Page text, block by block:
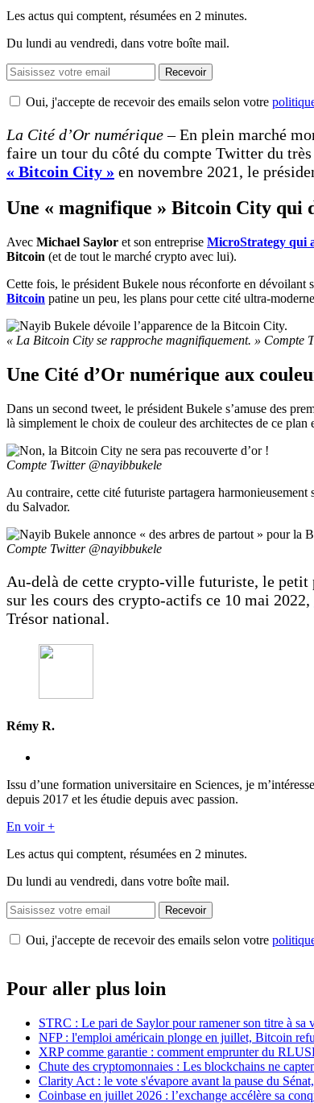
Les actus qui comptent, résumées en 2 minutes.
Du lundi au vendredi, dans votre boîte mail.
Recevoir
Oui, j'accepte de recevoir des emails selon votre
La Cité d’Or numérique– En plein marché
faire un tour du côté du compte Twitter du
« Bitcoin City » en novembre 2021, le
Une « magnifique » Bitcoin City qui
Avec Michael Saylor et son entreprise MicroStrategy qui
Bitcoin (et de tout le marché crypto avec lui).
Cette fois, le président Bukele nous réconforte en dévoilant
Bitcoin patine un peu, les plans pour cette cité ultra-
« La Bitcoin City se rapproche magnifiquement. » Compte
Une Cité d’Or numérique aux
Dans un second tweet, le président Bukele s’amuse des
là simplement le choix de couleur des architectes de ce plan
Compte Twitter @nayibbukele
Au contraire, cette cité futuriste partagera harmonieusement
du Salvador.
Compte Twitter @nayibbukele
Au-delà de cette crypto-ville futuriste, le petit
sur les cours des crypto-actifs ce 10 mai 2022,
Trésor national.
Rémy R.
Issu d’une formation universitaire en Sciences, je
depuis 2017 et les étudie depuis avec passion.
En voir +
Les actus qui comptent, résumées en 2 minutes.
Du lundi au vendredi, dans votre boîte mail.
Recevoir
Oui, j'accepte de recevoir des emails selon votre
Pour aller plus loin
STRC : Le pari de Saylor pour ramener son titre à sa
NFP : l'emploi américain plonge en juillet, Bitcoin
XRP comme garantie : comment emprunter du
Chute des cryptomonnaies : Les blockchains ne
Clarity Act : le vote s'évapore avant la pause du
Coinbase en juillet 2026 : l’exchange accélère sa